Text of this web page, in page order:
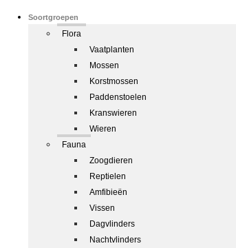
Soortgroepen
Flora
Vaatplanten
Mossen
Korstmossen
Paddenstoelen
Kranswieren
Wieren
Fauna
Zoogdieren
Reptielen
Amfibieën
Vissen
Dagvlinders
Nachtvlinders